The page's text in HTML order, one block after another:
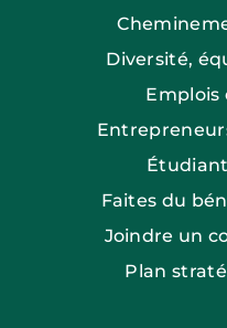
Diversité,
Emplois
Faites du
Joindre un
Plan